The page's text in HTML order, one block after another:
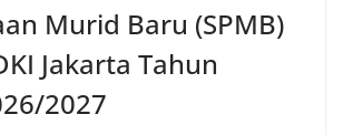
Murid Baru (SPMB)
Jakarta Tahun
2027